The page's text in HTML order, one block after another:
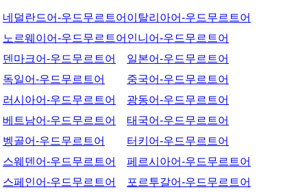
네덜란드어-우드무르트어
노르웨이어-우드무르트어
덴마크어-우드무르트어
독일어-우드무르트어
러시아어-우드무르트어
베트남어-우드무르트어
벵골어-우드무르트어
스웨덴어-우드무르트어
스페인어-우드무르트어
이탈리아어-우드무르트어
인니어-우드무르트어
일본어-우드무르트어
중국어-우드무르트어
광동어-우드무르트어
태국어-우드무르트어
터키어-우드무르트어
페르시아어-우드무르트어
포르투갈어-우드무르트어